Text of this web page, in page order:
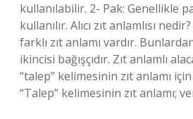
kullanılabilir. 2- Pak: Genellikle
kullanılır. Alıcı zıt anlamlısı
farklı zıt anlamı vardır.
ikincisi bağışçıdır. Zıt anlamlı
“talep” kelimesinin zıt anlamı
“Talep” kelimesinin zıt anlamı;